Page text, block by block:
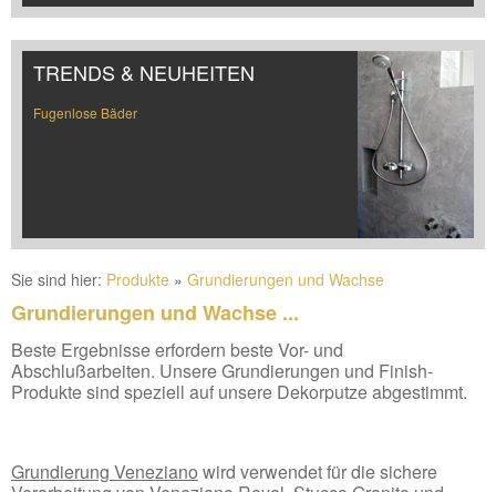
TRENDS & NEUHEITEN
Fugenlose Bäder
Sie sind hier: Produkte » Grundierungen und Wachse
Grundierungen und Wachse ...
Beste Ergebnisse erfordern beste Vor- und
Abschlußarbeiten. Unsere Grundierungen und Finish-
Produkte sind speziell auf unsere Dekorputze abgestimmt.
Grundierung Veneziano wird verwendet für die sichere